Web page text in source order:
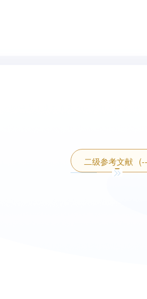
二级参考文献